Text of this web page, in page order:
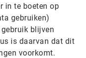
in te boeten op
gebruiken)
blijven
is daarvan dat dit
voorkomt.